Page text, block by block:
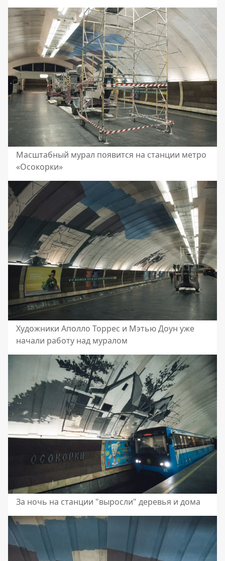
Масштабный мурал появится на станции метро
«Осокорки»
Художники Аполло Торрес и Мэтью Доун уже
начали работу над муралом
За ночь на станции "выросли" деревья и дома